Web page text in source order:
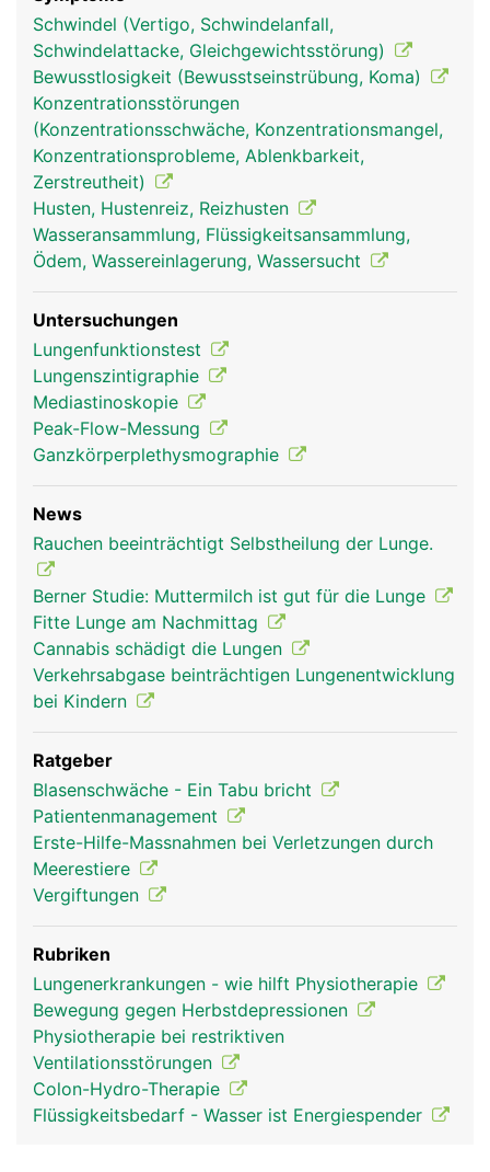
(Brustfell). Der feine Spalt zwischen ist mit einer
geringen Menge Flüssigkeit gefüllt, sodass sich die
Lunge beim Atmen reibungslos dehnen und
zusammenziehen kann.
Lunge Frau Lunge Mann
Schwindel (Vertigo, Schwindelanfall,
Schwindelattacke, Gleichgewichtsstörung)
Bewusstlosigkeit (Bewusstseinstrübung, Koma)
Konzentrationsstörungen
(Konzentrationsschwäche, Konzentrationsmangel,
Konzentrationsprobleme, Ablenkbarkeit,
Zerstreutheit)
Husten, Hustenreiz, Reizhusten
Wasseransammlung, Flüssigkeitsansammlung,
Ödem, Wassereinlagerung, Wassersucht
Untersuchungen
Lungenfunktionstest
Lungenszintigraphie
Mediastinoskopie
Peak-Flow-Messung
Ganzkörperplethysmographie
News
Rauchen beeinträchtigt Selbstheilung der Lunge.
Berner Studie: Muttermilch ist gut für die Lunge
Fitte Lunge am Nachmittag
Cannabis schädigt die Lungen
Verkehrsabgase beinträchtigen Lungenentwicklung
bei Kindern
Ratgeber
Blasenschwäche - Ein Tabu bricht
Patientenmanagement
Erste-Hilfe-Massnahmen bei Verletzungen durch
Meerestiere
Vergiftungen
Rubriken
Lungenerkrankungen - wie hilft Physiotherapie
Bewegung gegen Herbstdepressionen
Physiotherapie bei restriktiven
Ventilationsstörungen
Colon-Hydro-Therapie
Flüssigkeitsbedarf - Wasser ist Energiespender